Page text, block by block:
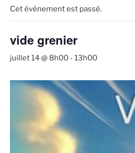
Cet évènement est passé.
vide grenier
juillet 14 @ 8h00 - 13h00